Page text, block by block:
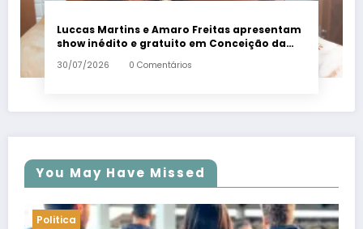
Luccas Martins e Amaro Freitas apresentam
show inédito e gratuito em Conceição da
Barra – Em Dia ES
30/07/2026 0 Comentários
You May Have Missed
Politica